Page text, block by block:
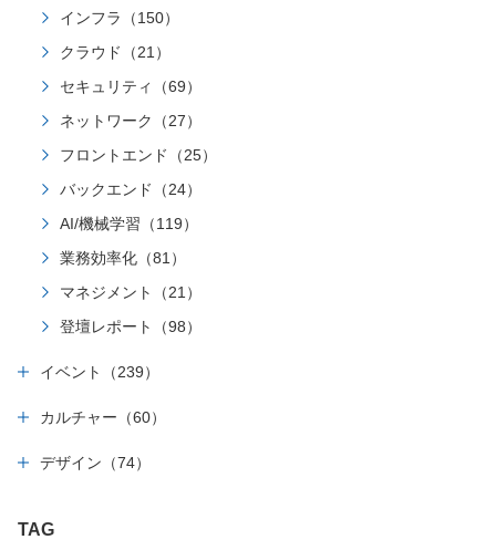
インフラ（150）
クラウド（21）
セキュリティ（69）
ネットワーク（27）
フロントエンド（25）
バックエンド（24）
AI/機械学習（119）
業務効率化（81）
マネジメント（21）
登壇レポート（98）
イベント（239）
カルチャー（60）
デザイン（74）
TAG